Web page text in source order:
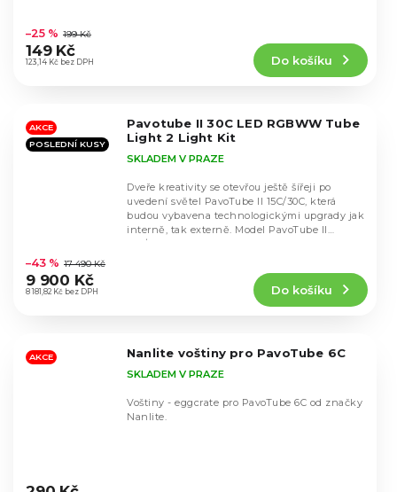
hodnocení
produktu
je
hvězdiček.
123,14 Kč bez DPH
–25 % 199 Kč
149 Kč
Do košíku
AKCE
POSLEDNÍ KUSY
Pavotube II 30C LED RGBWW Tube
Light 2 Light Kit
hodnocení
produktu
je
hvězdiček.
SKLADEM V PRAZE
8 181,82 Kč bez DPH
–43 % 17 490 Kč
9 900 Kč
Do košíku
Dveře kreativity se otevřou ještě šířeji po
uvedení světel PavoTube II 15C/30C, která
budou vybavena technologickými upgrady jak
interně, tak externě. Model PavoTube II
15C/30C...
AKCE Nanlite voštiny pro PavoTube 6C
hodnocení
SKLADEM V PRAZE
Voštiny - eggcrate pro PavoTube 6C od značky
Nanlite.